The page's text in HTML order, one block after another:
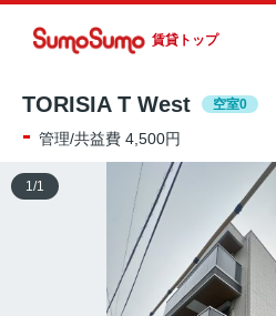
賃貸トップ
TORISIA T West 空室0
- 管理/共益費 4,500円
1 /1